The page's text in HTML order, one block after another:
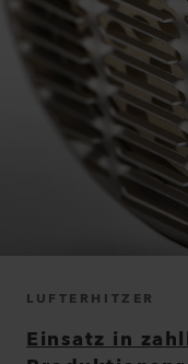
LUFTERHITZER
Einsatz in